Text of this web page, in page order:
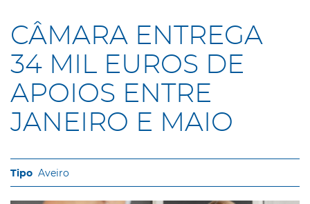
CÂMARA ENTREGA
34 MIL EUROS DE
APOIOS ENTRE
JANEIRO E MAIO
Aveiro